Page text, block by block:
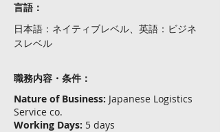
言語：
日本語：ネイティブレベル、英語：ビジネ
スレベル
職務内容・条件：
Nature of Business: Japanese Logistics
Service co.
Working Days: 5 days